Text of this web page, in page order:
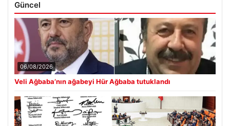
Güncel
06/08/2026
Veli Ağbaba’nın ağabeyi Hür Ağbaba tutuklandı